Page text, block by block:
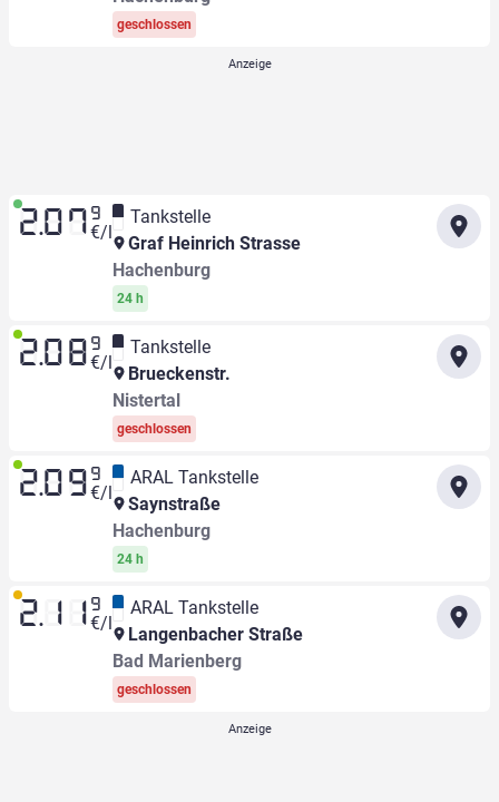
geschlossen
2.07 9
€/l
Tankstelle
Graf Heinrich Strasse
Hachenburg
24 h
2.08 9
€/l
Tankstelle
Brueckenstr.
Nistertal
geschlossen
2.09 9
€/l
ARAL Tankstelle
Saynstraße
Hachenburg
24 h
2.11 9
€/l
ARAL Tankstelle
Langenbacher Straße
Bad Marienberg
geschlossen